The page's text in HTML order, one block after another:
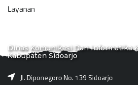
Layanan
Dinas Komunikasi Dan Informatika
Kabupaten Sidoarjo
Jl. Diponegoro No. 139 Sidoarjo